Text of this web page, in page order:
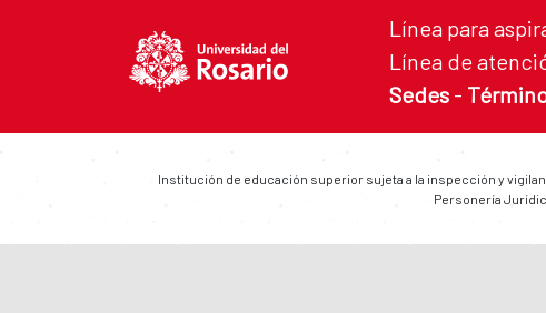
Línea para
Línea de
Sedes -
Institución de educación superior sujeta a la inspección y
Personería